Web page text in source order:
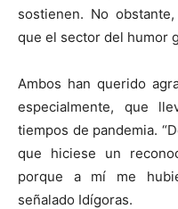
sostienen. No
que el sector del humor
Ambos han querido
especialmente, que
tiempos de pandemia.
que hiciese un
porque a mí me
señalado Idígoras.